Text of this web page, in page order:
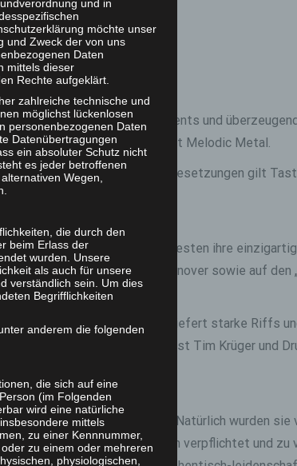
Sound, stilvolle Arrangements und
Band nennt es kurz: Finest Melodic Metal.
Sin. Nach anfänglichen Umbesetzungen gilt
(Metal4Hannover).
gespielt und auf größeren Festen ihre
im S.O.M.A. Music Club Hannover sowie auf den
behaupten können.
Stimme, Oliver Dell Antonio liefert starke Riffs
und Atmosphäre, Bassist Tim Krüger und
Taste of Sin meint: „Nein“. Natürlich wurden sie
ist lang. Aber, …Tradition verpflichtet und zu
und in
möchte unser
und Zweck der von uns
Daten
mittels dieser
Rechte aufgeklärt.
zahlreiche technische und
möglichst lückenlosen
personenbezogenen Daten
Datenübertragungen
ein absoluter Schutz nicht
es jeder betroffenen
Wegen,
die durch den
beim Erlass der
wurden. Unsere
als auch für unsere
verständlich sein. Um dies
Begrifflichkeiten
anderem die folgenden
die sich auf eine
(im Folgenden
wird eine natürliche
mittels
zu einer Kennnummer,
zu einem oder mehreren
physiologischen,